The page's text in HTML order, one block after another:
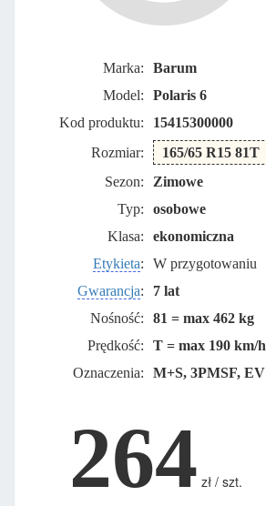
Marka:
Barum
Model:
Polaris 6
Kod produktu:
15415300000
Rozmiar:
Sezon:
Zimowe
Typ:
osobowe
Klasa:
ekonomiczna
Etykieta:
W przygotowaniu
Gwarancja:
7 lat
Nośność:
81 = max 462 kg
Prędkość:
T = max 190 km/h
Oznaczenia:
M+S, 3PMSF, EV
264 zł / szt.